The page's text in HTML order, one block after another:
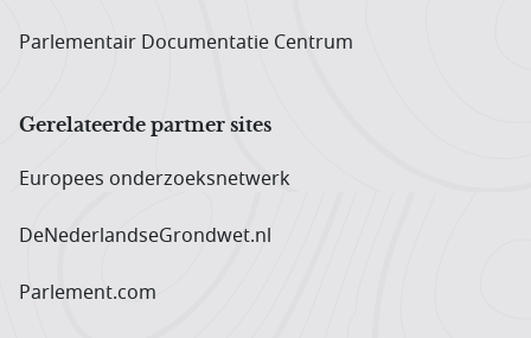
Parlementair Documentatie Centrum
Gerelateerde partner sites
Europees onderzoeks­netwerk
DeNederlandseGrondwet.nl
Parlement.com